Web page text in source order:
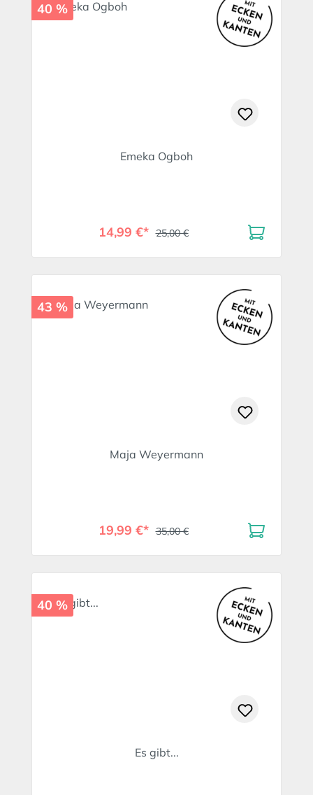
40 %
Emeka Ogboh
14,99 €* 25,00 €
43 %
Maja Weyermann
19,99 €* 35,00 €
40 %
Es gibt...